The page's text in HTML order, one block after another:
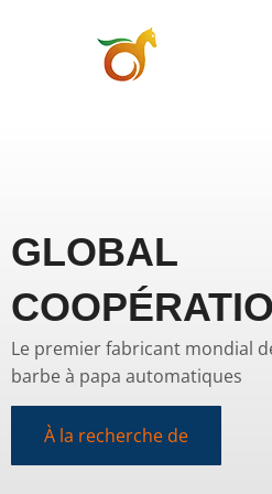
GLOBAL
Le premier fabricant mondial
barbe à papa automatiques
À la recherche de